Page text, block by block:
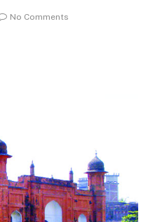
No Comments